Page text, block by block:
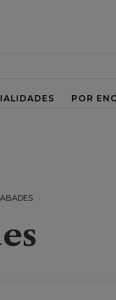
POR
ABADES